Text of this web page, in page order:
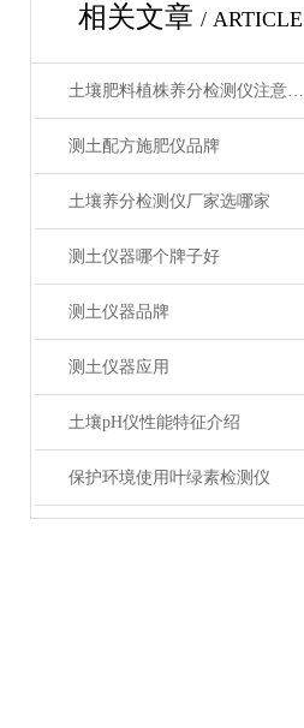
相关文章 / ARTICLE
土壤肥料植株养分检测仪注意事项
测土配方施肥仪品牌
土壤养分检测仪厂家选哪家
测土仪器哪个牌子好
测土仪器品牌
测土仪器应用
土壤pH仪性能特征介绍
保护环境使用叶绿素检测仪